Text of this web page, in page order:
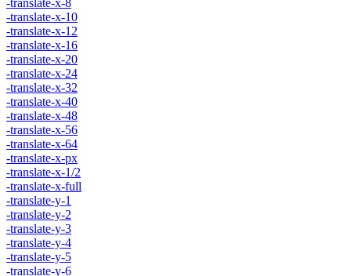
-translate-x-10
-translate-x-12
-translate-x-16
-translate-x-20
-translate-x-24
-translate-x-32
-translate-x-40
-translate-x-48
-translate-x-56
-translate-x-64
-translate-x-px
-translate-x-1/2
-translate-x-full
-translate-y-1
-translate-y-2
-translate-y-3
-translate-y-4
-translate-y-5
-translate-y-6